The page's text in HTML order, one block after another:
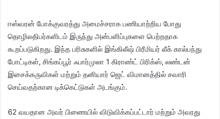
ஈஸ்வரன் போக்குவரத்து அமைச்சராக பணியாற்றிய போது
தொழிலதிபர்களிடம் இருந்து அன்பளிப்புகளை பெற்றதாக
கூறப்படுகிறது. இந்த பரிசுகளில் இங்கிலீஷ் பிரீமியர் லீக் கால்பந்து
போட்டிகள், சிங்கப்பூர் ஃபார்முலா 1 கிராண்ட் பிரிக்ஸ், லண்டன்
இசைக்கருவிகள் மற்றும் தனியார் ஜெட் விமானத்தில் சவாரி
செய்வதற்கான டிக்கெட்டுகள் அடங்கும்.
62 வயதான அவர் பிணையில் விடுவிக்கப்பட்டார் மற்றும் அவரது